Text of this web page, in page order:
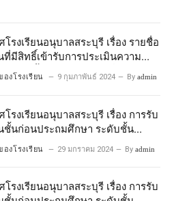
โรงเรียนอนุบาลสระบุรี เรื่อง รายชื่อ
ที่มีสิทธิ์เข้ารับการประเมินความ
าเรียนชั้นประถมศึกษาปีที่ 1
งโรงเรียน 9 กุมภาพันธ์ 2024 By admin
เรียนอนุบาลสระบุรี เรื่อง การรับ
ชั้นก่อนประถมศึกษา ระดับชั้น
งโรงเรียน 29 มกราคม 2024 By admin
โรงเรียนอนุบาลสระบุรี เรื่อง การรับ